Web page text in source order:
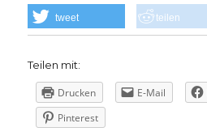
tweet teilen
Teilen mit:
Drucken E-Mail
Pinterest